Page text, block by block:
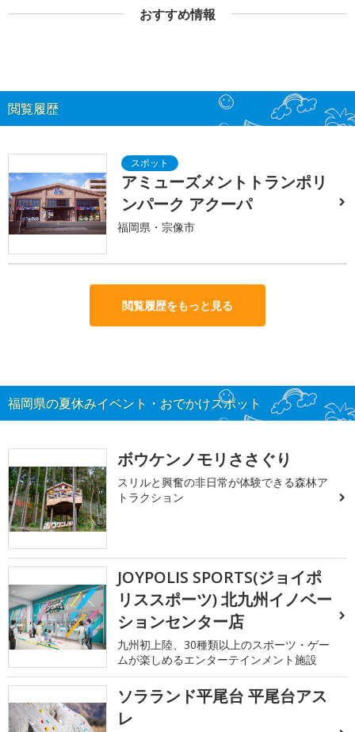
おすすめ情報
閲覧履歴
アミューズメントトランポリ
ンパーク アクーパ
福岡県・宗像市
閲覧履歴をもっと見る
福岡県の夏休みイベント・おでかけスポット
ボウケンノモリささぐり
スリルと興奮の非日常が体験できる森林ア
トラクション
JOYPOLIS SPORTS(ジョイポ
リススポーツ) 北九州イノベー
ションセンター店
九州初上陸、30種類以上のスポーツ・ゲー
ムが楽しめるエンターテインメント施設
ソラランド平尾台 平尾台アス
レ